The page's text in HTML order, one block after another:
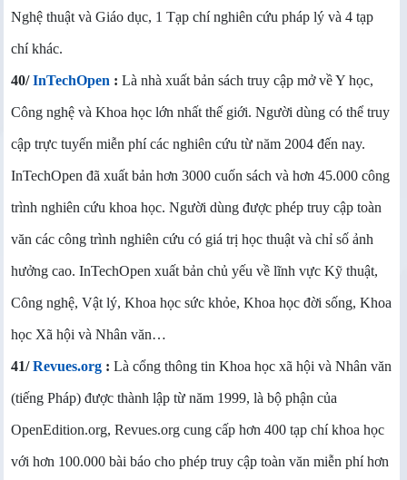
Nghệ thuật và Giáo dục, 1 Tạp chí nghiên cứu pháp lý và 4 tạp
chí khác.
40/InTechOpen : Là nhà xuất bản sách truy cập mở về Y học,
Công nghệ và Khoa học lớn nhất thế giới. Người dùng có thể truy
cập trực tuyến miễn phí các nghiên cứu từ năm 2004 đến nay.
InTechOpen đã xuất bản hơn 3000 cuốn sách và hơn 45.000 công
trình nghiên cứu khoa học. Người dùng được phép truy cập toàn
văn các công trình nghiên cứu có giá trị học thuật và chỉ số ảnh
hưởng cao. InTechOpen xuất bản chủ yếu về lĩnh vực Kỹ thuật,
Công nghệ, Vật lý, Khoa học sức khỏe, Khoa học đời sống, Khoa
học Xã hội và Nhân văn…
41/Revues.org : Là cổng thông tin Khoa học xã hội và Nhân văn
(tiếng Pháp) được thành lập từ năm 1999, là bộ phận của
OpenEdition.org, Revues.org cung cấp hơn 400 tạp chí khoa học
với hơn 100.000 bài báo cho phép truy cập toàn văn miễn phí hơn